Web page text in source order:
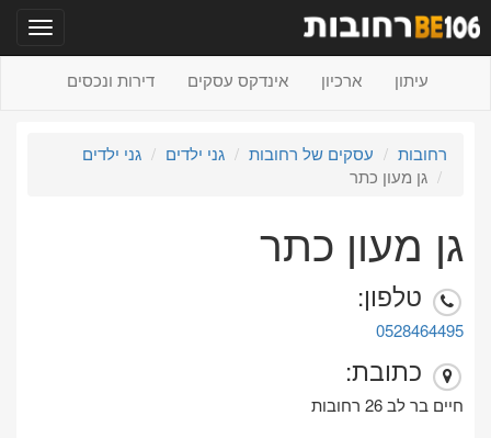
עיתון ארכיון אינדקס עסקים דירות ונכסים
רחובות עסקים של רחובות גני ילדים
גני ילדים
גן מעון כתר
גן מעון כתר
טלפון:
0528464495
כתובת:
חיים בר לב 26 רחובות